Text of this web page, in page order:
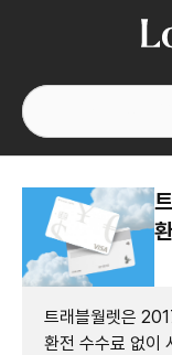
트래블월렛은
환전 수수료 없이